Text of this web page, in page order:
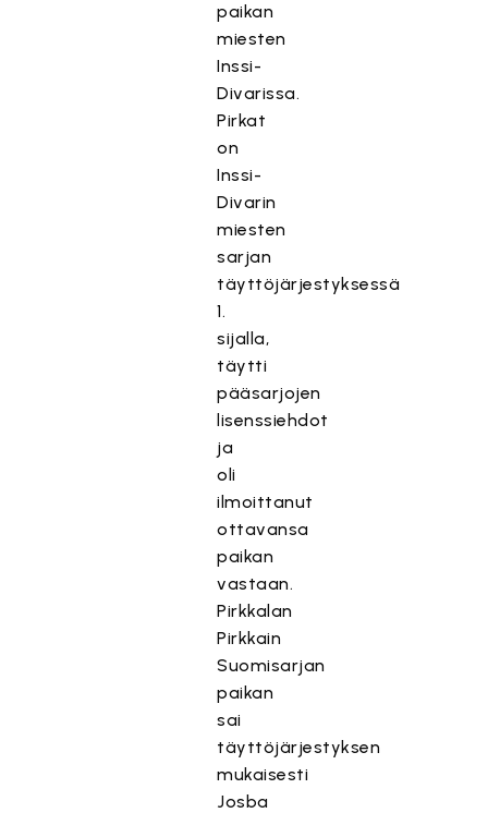
paikan
miesten
Inssi-
Divarissa.
Pirkat
on
Inssi-
Divarin
miesten
sarjan
täyttöjärjestyksessä
1.
sijalla,
täytti
pääsarjojen
lisenssiehdot
ja
oli
ilmoittanut
ottavansa
paikan
vastaan.
Pirkkalan
Pirkkain
Suomisarjan
paikan
sai
täyttöjärjestyksen
mukaisesti
Josba